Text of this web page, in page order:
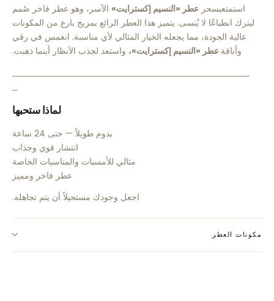
استمتعبسحر عطر «النسيم إكسترايت» الآسر، وهو عطر فاخر صُمم
ليترك انطباعًا لا يُنسى. يتميز هذا العطر الرائع بمزيج بارع من المكونات
عالية الجودة، مما يجعله الخيار المثالي لأي مناسبة. انغمس في رقي
وأناقة عطر «النسيم إكسترايت»، واستعد لجذب الأنظار أينما ذهبت.
لماذا ستحبها
يدوم طويلاً — حتى 24 ساعة
انتشار قوي وجذاب
مثالي للأمسيات والمناسبات الخاصة
عطر فاخر ومميز
اجعل وجودك مستحيلاً أن يتم تجاهله.
مكونات العطر